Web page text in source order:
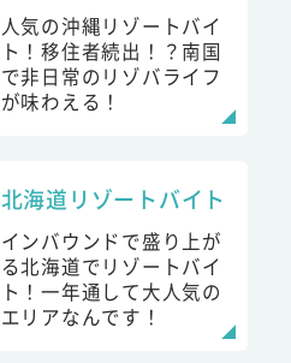
人気の沖縄リゾートバイ
ト！移住者続出！？南国
で非日常のリゾバライフ
が味わえる！
北海道リゾートバイト
インバウンドで盛り上が
る北海道でリゾートバイ
ト！一年通して大人気の
エリアなんです！